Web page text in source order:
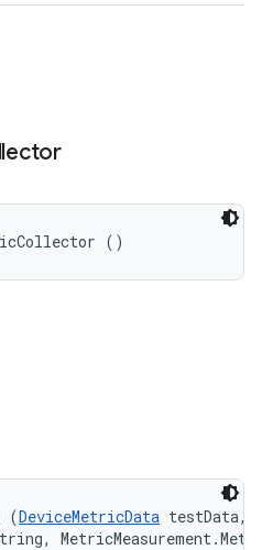
()
(DeviceMetricData testData,